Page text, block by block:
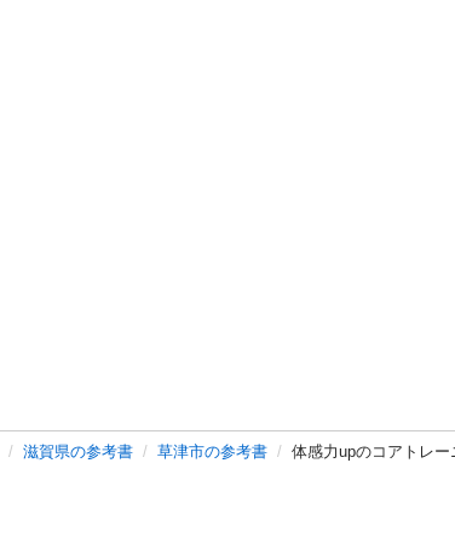
滋賀県の参考書 草津市の参考書 体感力upのコアトレー